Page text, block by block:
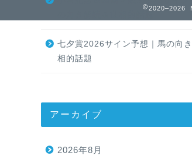
七夕賞2026サイン予想｜馬の向
相的話題
アーカイブ
2026年8月
2020–2026